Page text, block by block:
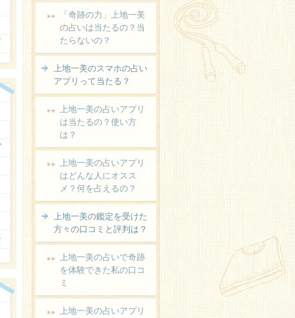
続きを読む
続きを読む
「奇跡の力」上地一美
の占いは当たるの？当
たらないの？
上地一美のスマホの占い
アプリって当たる？
上地一美の占いアプリ
は当たるの？使い方
は？
上地一美の占いアプリ
はどんな人にオスス
メ？何を占えるの？
上地一美の鑑定を受けた
方々の口コミと評判は？
上地一美の占いで奇跡
を体験できた私の口コ
ミ
上地一美の占いアプリ